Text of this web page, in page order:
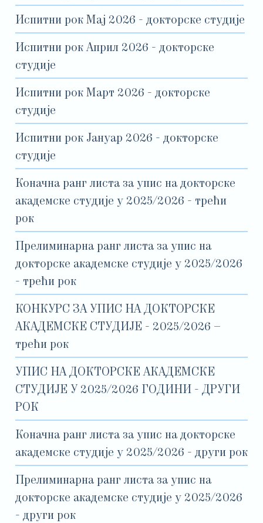
Испитни рок Мај 2026 - докторске студије
Испитни рок Април 2026 - докторске
студије
Испитни рок Март 2026 - докторске
студије
Испитни рок Јануар 2026 - докторске
студије
Коначна ранг листа за упис на докторске
академске студије у 2025/2026 - трећи
рок
Прелиминарна ранг листа за упис на
докторске академске студије у 2025/2026
- трећи рок
КОНКУРС ЗА УПИС НА ДОКТОРСКЕ
АКАДЕМСКЕ СТУДИЈЕ - 2025/2026 –
трећи рок
УПИС НА ДОКТОРСКЕ АКАДЕМСКЕ
СТУДИЈЕ У 2025/2026 ГОДИНИ - ДРУГИ
РОК
Коначна ранг листа за упис на докторске
академске студије у 2025/2026 - други рок
Прелиминарна ранг листа за упис на
докторске академске студије у 2025/2026
- други рок